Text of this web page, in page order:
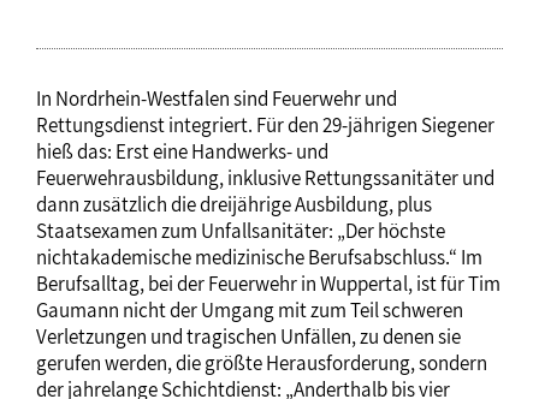
In Nordrhein-Westfalen sind Feuerwehr und
Rettungsdienst integriert. Für den 29-jährigen Siegener
hieß das: Erst eine Handwerks- und
Feuerwehrausbildung, inklusive Rettungssanitäter und
dann zusätzlich die dreijährige Ausbildung, plus
Staatsexamen zum Unfallsanitäter: „Der höchste
nichtakademische medizinische Berufsabschluss.“ Im
Berufsalltag, bei der Feuerwehr in Wuppertal, ist für Tim
Gaumann nicht der Umgang mit zum Teil schweren
Verletzungen und tragischen Unfällen, zu denen sie
gerufen werden, die größte Herausforderung, sondern
der jahrelange Schichtdienst: „Anderthalb bis vier